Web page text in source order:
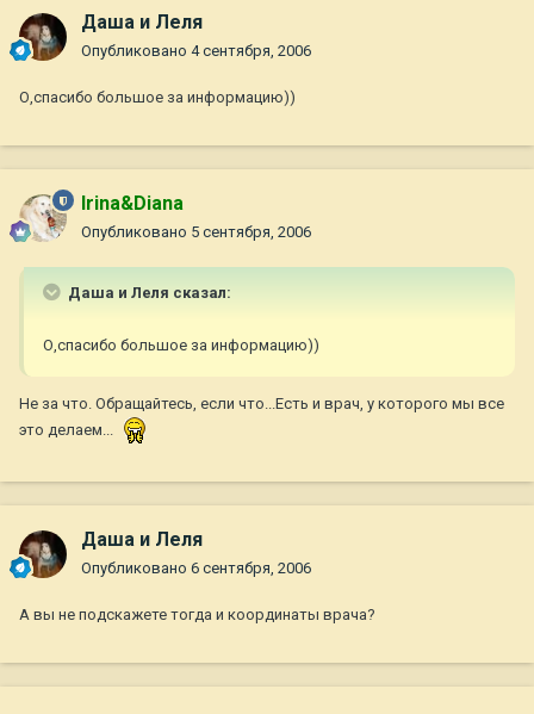
Даша и Леля
Опубликовано 4 сентября, 2006
О,спасибо большое за информацию))
Irina&Diana
Опубликовано 5 сентября, 2006
Даша и Леля сказал:
О,спасибо большое за информацию))
Не за что. Обращайтесь, если что...Есть и врач, у которого мы все
это делаем...
Даша и Леля
Опубликовано 6 сентября, 2006
А вы не подскажете тогда и координаты врача?